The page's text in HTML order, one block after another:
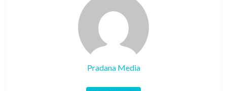
Pradana Media